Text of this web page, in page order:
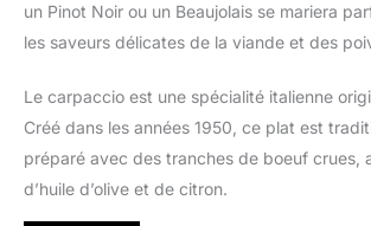
un Pinot Noir ou un Beaujolais se mariera
les saveurs délicates de la viande et des
Le carpaccio est une spécialité italienne
Créé dans les années 1950, ce plat est
préparé avec des tranches de boeuf crues,
d’huile d’olive et de citron.